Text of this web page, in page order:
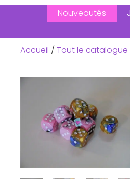
Nouveautés
Accueil /Tout le catalogue